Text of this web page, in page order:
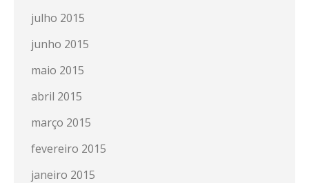
julho 2015
junho 2015
maio 2015
abril 2015
março 2015
fevereiro 2015
janeiro 2015